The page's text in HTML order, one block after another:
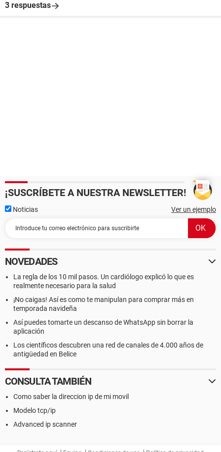
3 respuestas
¡SUSCRÍBETE A NUESTRA NEWSLETTER!
Noticias Ver un ejemplo
NOVEDADES
La regla de los 10 mil pasos. Un cardiólogo explicó lo que es
realmente necesario para la salud
¡No caigas! Así es como te manipulan para comprar más en
temporada navideña
Así puedes tomarte un descanso de WhatsApp sin borrar la
aplicación
Los científicos descubren una red de canales de 4.000 años de
antigüedad en Belice
CONSULTA TAMBIÉN
Como saber la direccion ip de mi movil
Modelo tcp/ip
Advanced ip scanner